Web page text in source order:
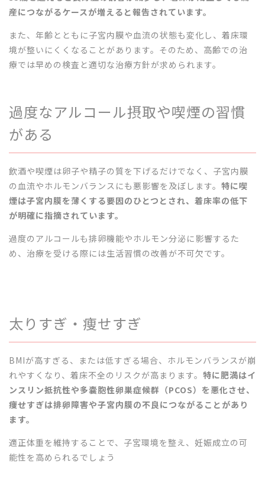
産につながるケースが増えると報告されています。
また、年齢とともに子宮内膜や血流の状態も変化し、着床環
境が整いにくくなることがあります。そのため、高齢での治
療では早めの検査と適切な治療方針が求められます。
過度なアルコール摂取や喫煙の習慣
がある
飲酒や喫煙は卵子や精子の質を下げるだけでなく、子宮内膜
の血流やホルモンバランスにも悪影響を及ぼします。 特に喫
煙は子宮内膜を薄くする要因のひとつとされ、着床率の低下
が明確に指摘されています。
過度のアルコールも排卵機能やホルモン分泌に影響するた
め、治療を受ける際には生活習慣の改善が不可欠です。
太りすぎ・痩せすぎ
BMIが高すぎる、または低すぎる場合、ホルモンバランスが崩
れやすくなり、着床不全のリスクが高まります。 特に肥満はイ
ンスリン抵抗性や多嚢胞性卵巣症候群（PCOS）を悪化させ、
痩せすぎは排卵障害や子宮内膜の不良につながることがあり
ます。
適正体重を維持することで、子宮環境を整え、妊娠成立の可
能性を高められるでしょう